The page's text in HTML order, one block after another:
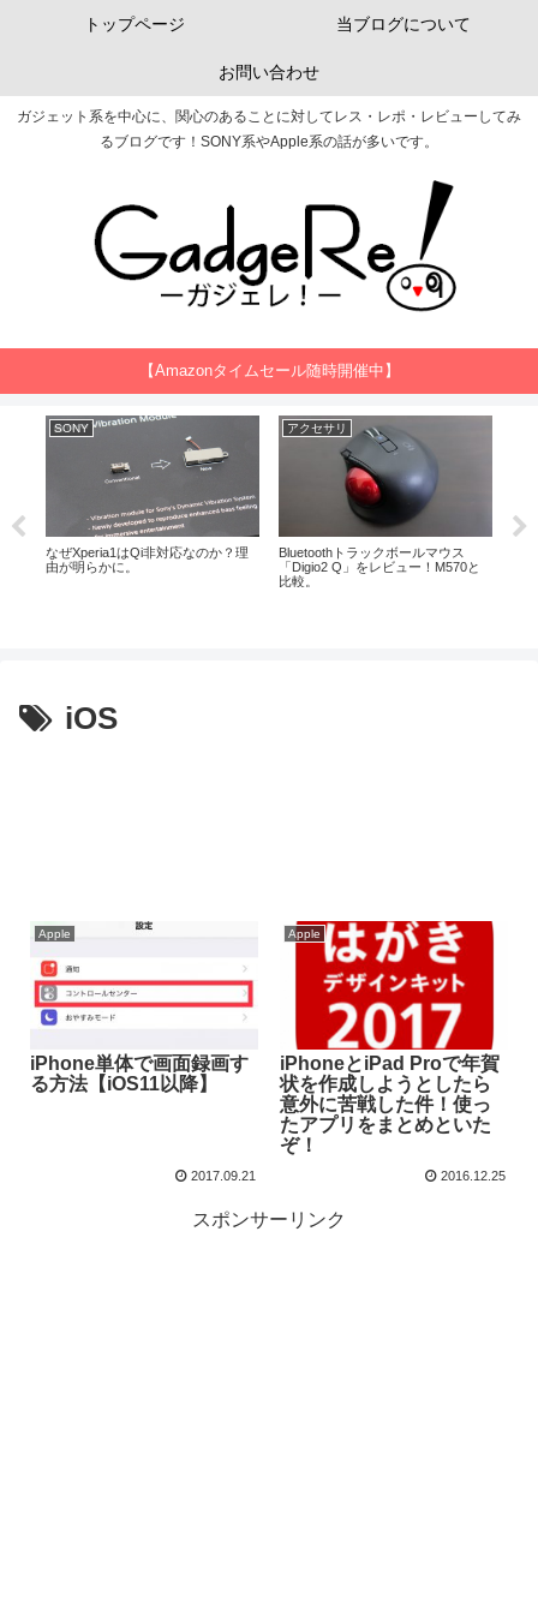
ガジェット系を中心に、関心のあることに対してレス・レポ・レビューしてみ
るブログです！SONY系やApple系の話が多いです。
トップページ 当ブログについて
お問い合わせ
【Amazonタイムセール随時開催中】
SONY
なぜXperia1はQi非対応なのか？理
由が明らかに。
アクセサリ
Bluetoothトラックボールマウス
「Digio2 Q」をレビュー！M570と
比較。
iOS
Apple
iPhone単体で画面録画す
る方法【iOS11以降】
2017.09.21
Apple
iPhoneとiPad Proで年賀
状を作成しようとしたら
意外に苦戦した件！使っ
たアプリをまとめといた
ぞ！
2016.12.25
スポンサーリンク